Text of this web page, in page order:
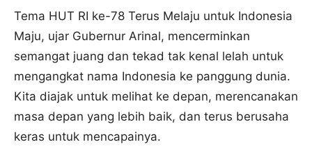
Tema HUT RI ke-78 Terus Melaju untuk Indonesia
Maju, ujar Gubernur Arinal, mencerminkan
semangat juang dan tekad tak kenal lelah untuk
mengangkat nama Indonesia ke panggung dunia.
Kita diajak untuk melihat ke depan, merencanakan
masa depan yang lebih baik, dan terus berusaha
keras untuk mencapainya.